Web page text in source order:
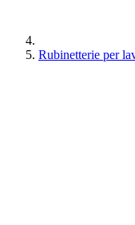
Rubinetterie per